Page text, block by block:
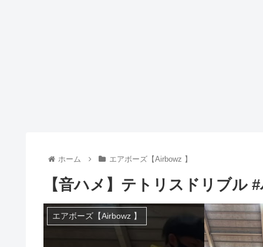
ホーム エアボーズ【Airbowz 】
【音ハメ】テトリスドリブル
エアボーズ【Airbowz 】